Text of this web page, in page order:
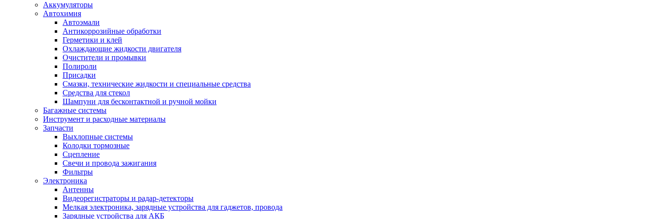
Аккумуляторы
Автохимия
Автоэмали
Антикоррозийные обработки
Герметики и клей
Охлаждающие жидкости двигателя
Очистители и промывки
Полироли
Присадки
Смазки, технические жидкости и специальные средства
Средства для стекол
Шампуни для бесконтактной и ручной мойки
Багажные системы
Инструмент и расходные материалы
Запчасти
Выхлопные системы
Колодки тормозные
Сцепление
Свечи и провода зажигания
Фильтры
Электроника
Антенны
Видеорегистраторы и радар-детекторы
Мелкая электроника, зарядные устройства для гаджетов, провода
Зарядные устройства для АКБ